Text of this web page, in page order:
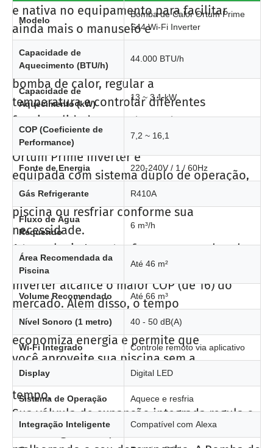
e nativa no equipamento para facilitar
ainda mais o manuseio e
configuração.
Com o WI-FI, é possível ligar e desligar a
bomba de calor, regular a
temperatura e controlar diferentes
funcionalidades remotamente a
partir de um aplicativo em seu Smartphone.
Ortum Prime Inverter é
equipada com sistema duplo de operação,
podendo aquecer a água da
piscina ou resfriar conforme sua
necessidade.
A tecnologia Inverter faz com que a bomba
de calor Ortum Prime
Inverter alcance o maior COP (de 16) do
mercado. Além disso, o tempo
de aquecimento é muito menor. Isso
economiza energia e permite que
você aproveite sua piscina sem a
necessidade de esperar por muito
tempo.
Sua válvula de expansão integrada regula o
fluxo de gás com precisão,
Modelo
Bomba de Calor Ortum Prime
S44 Wi‑Fi Inverter
Capacidade de
Aquecimento (BTU/h)
44.000 BTU/h
Capacidade de
Aquecimento (kW)
13 ~ 3,1 kW
COP (Coeficiente de
Performance)
7,2 ~ 16,1
Fonte de Energia 220-240V / 1 / 60Hz
Gás Refrigerante R410A
Fluxo de Água
Requerido
6 m³/h
Área Recomendada da
Piscina
Até 46 m²
Volume Recomendado Até 66 m³
Nível Sonoro (1 metro) 40 - 50 dB(A)
Wi‑Fi Integrado Controle remoto via aplicativo
Display Digital LED
Sistema de Operação Aquece e resfria
Integração Inteligente Compatível com Alexa